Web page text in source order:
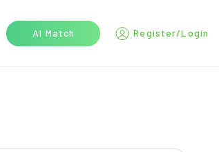
AI Match Register/Login